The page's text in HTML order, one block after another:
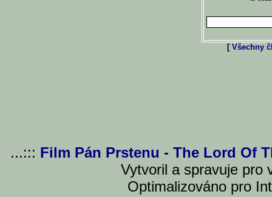
[ Všechny
...::: Film Pán Prstenu - The Lord Of
Vytvoril a spravuje pro
Optimalizováno pro